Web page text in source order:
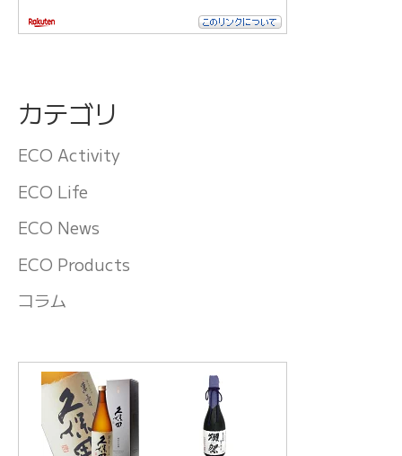
カテゴリ
ECO Activity
ECO Life
ECO News
ECO Products
コラム